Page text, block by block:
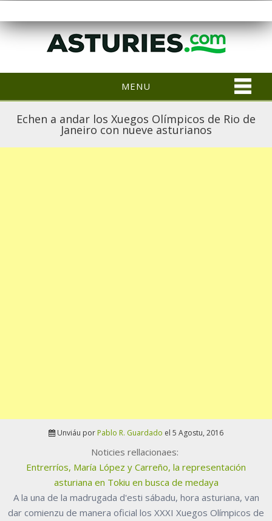
MENU
Echen a andar los Xuegos Olímpicos de Rio de
Janeiro con nueve asturianos
Unviáu por Pablo R. Guardado el 5 Agostu, 2016
Noticies rellacionaes:
Entrerríos, María López y Carreño, la representación
asturiana en Tokiu en busca de medaya
A la una de la madrugada d'esti sábadu, hora asturiana, van
dar comienzu de manera oficial los XXXI Xuegos Olímpicos de